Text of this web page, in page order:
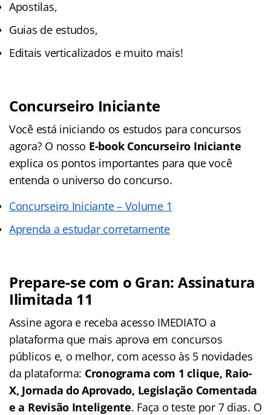
Apostilas,
Guias de estudos,
Editais verticalizados e muito mais!
Concurseiro Iniciante
Você está iniciando os estudos para concursos
agora? O nosso E-book Concurseiro Iniciante
explica os pontos importantes para que você
entenda o universo do concurso.
Concurseiro Iniciante – Volume 1
Aprenda a estudar corretamente
Prepare-se com o Gran: Assinatura
Ilimitada 11
Assine agora e receba acesso IMEDIATO a
plataforma que mais aprova em concursos
públicos e, o melhor, com acesso às 5 novidades
da plataforma: Cronograma com 1 clique, Raio-
X, Jornada do Aprovado, Legislação Comentada
e a Revisão Inteligente. Faça o teste por 7 dias. O